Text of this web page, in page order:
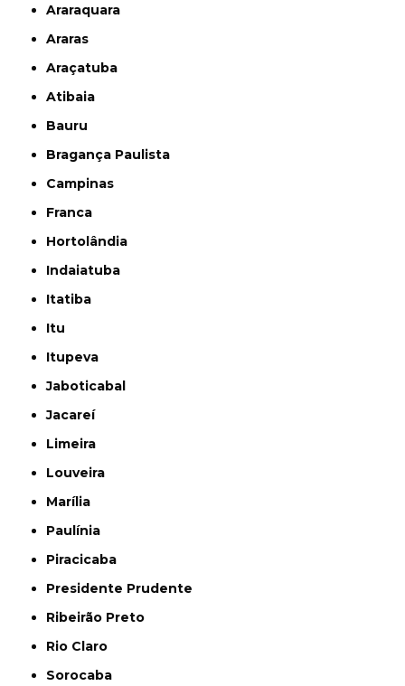
Araraquara
Araras
Araçatuba
Atibaia
Bauru
Bragança Paulista
Campinas
Franca
Hortolândia
Indaiatuba
Itatiba
Itu
Itupeva
Jaboticabal
Jacareí
Limeira
Louveira
Marília
Paulínia
Piracicaba
Presidente Prudente
Ribeirão Preto
Rio Claro
Sorocaba